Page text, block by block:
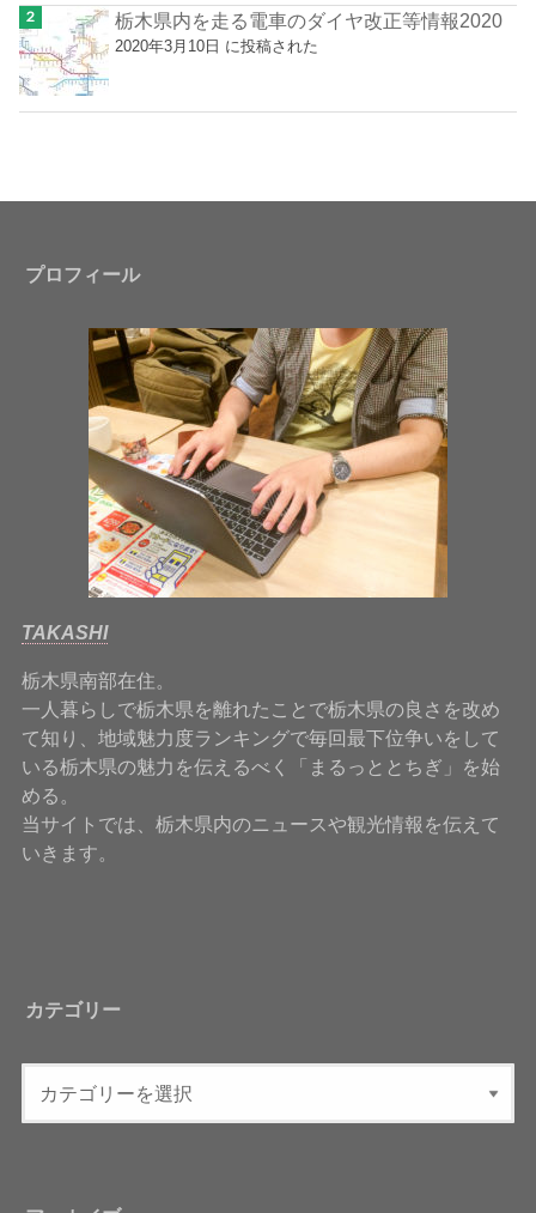
栃木県内を走る電車のダイヤ改正等情報2020
2020年3月10日 に投稿された
プロフィール
TAKASHI
栃木県南部在住。
一人暮らしで栃木県を離れたことで栃木県の良さを改め
て知り、地域魅力度ランキングで毎回最下位争いをして
いる栃木県の魅力を伝えるべく「まるっととちぎ」を始
める。
当サイトでは、栃木県内のニュースや観光情報を伝えて
いきます。
カテゴリー